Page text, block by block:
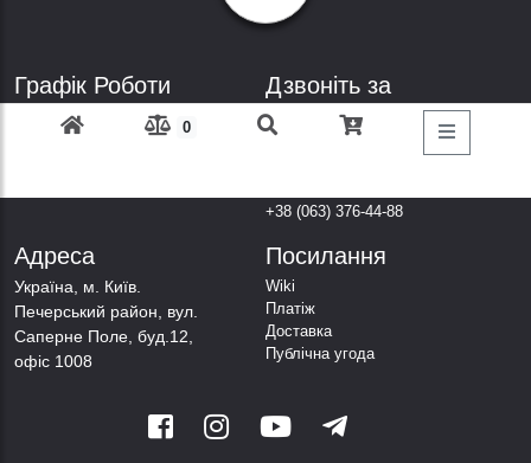
0
Графік Роботи
Пн-Пт: з 9: 00 до 18: 00
Субота: вихідний
Дзвоніть за
телефонами
+38 (063) 376-44-88
Адреса
Українa, м. Київ.
Печерський район, вул.
Саперне Поле, буд.12,
офіс 1008
Посилання
Wiki
Платіж
Доставка
Публічна угода